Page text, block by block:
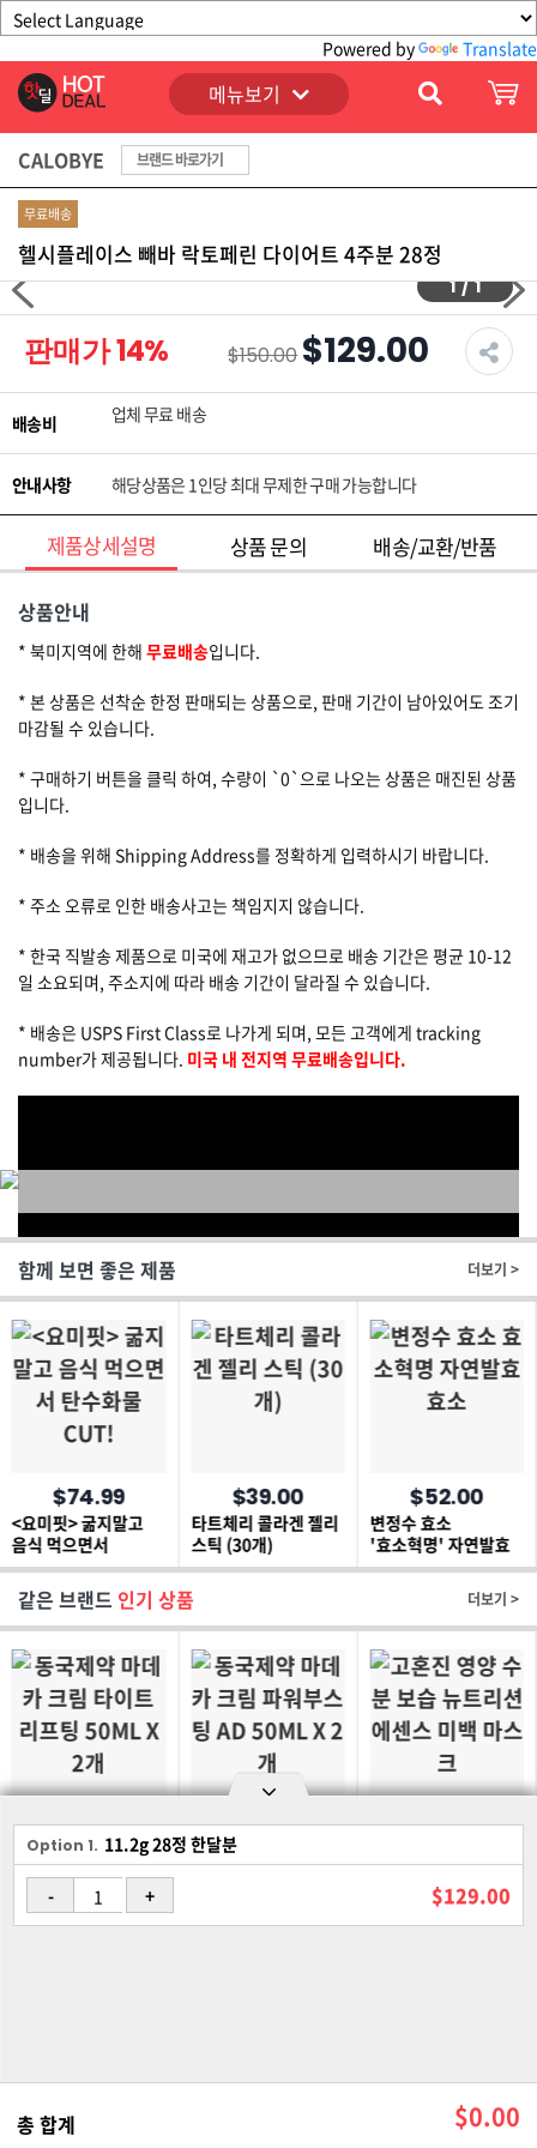
Powered by Translate
메뉴보기
CALOBYE 브랜드 바로가기
무료배송
헬시플레이스 빼바 락토페린 다이어트 4주분 28정
1 / 1
판매가14% $150.00 $129.00
배송비 업체 무료 배송
안내사항 해당상품은 1인당 최대 무제한 구매 가능합니다
제품상세설명 상품 문의 배송/교환/반품
상품안내
* 북미지역에 한해 무료배송입니다.
* 본 상품은 선착순 한정 판매되는 상품으로, 판매 기간이 남아있어도 조기
마감될 수 있습니다.
* 구매하기 버튼을 클릭 하여, 수량이 `0`으로 나오는 상품은 매진된 상품
입니다.
* 배송을 위해 Shipping Address를 정확하게 입력하시기 바랍니다.
* 주소 오류로 인한 배송사고는 책임지지 않습니다.
* 한국 직발송 제품으로 미국에 재고가 없으므로 배송 기간은 평균 10-12
일 소요되며, 주소지에 따라 배송 기간이 달라질 수 있습니다.
* 배송은 USPS First Class로 나가게 되며, 모든 고객에게 tracking
number가 제공됩니다. 미국 내 전지역 무료배송입니다.
함께 보면 좋은 제품 더보기 >
$74.99
<요미핏> 굶지말고
음식 먹으면서
탄수화물 CUT!
$39.00
타트체리 콜라겐 젤리
스틱 (30개)
$52.00
변정수 효소
'효소혁명' 자연발효
효소
같은 브랜드 인기 상품 더보기 >
$59.00
동국제약 마데카 크림
타이트 리프팅 50ML
X 2개
$59.00
동국제약 마데카 크림
$99.00
Option 1. 11.2g 28정 한달분
- + $129.00
총 합계 $0.00